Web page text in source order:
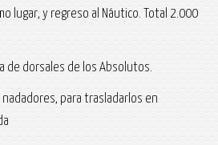
lugar, y regreso al Náutico. Total 2.000
de dorsales de los Absolutos.
nadadores, para trasladarlos en